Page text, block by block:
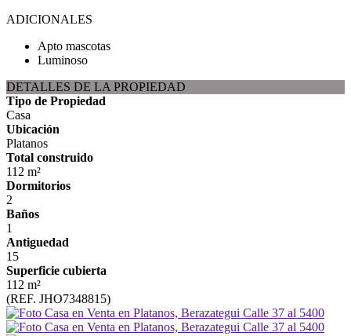
ADICIONALES
Apto mascotas
Luminoso
DETALLES DE LA PROPIEDAD
Tipo de Propiedad
Casa
Ubicación
Platanos
Total construido
112 m²
Dormitorios
2
Baños
1
Antiguedad
15
Superficie cubierta
112 m²
(REF. JHO7348815)